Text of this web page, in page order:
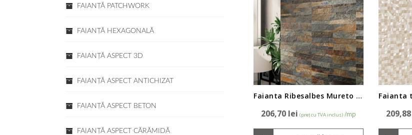
Faianta Ribesalbes Mureto 25x50cm
206,70 lei (preț cu TVA inclus) /mp 209,88
FAIANŢĂ PATCHWORK
FAIANŢĂ HEXAGONALĂ
FAIANŢĂ ASPECT 3D
FAIANŢĂ ASPECT ANTICHIZAT
FAIANŢĂ ASPECT BETON
FAIANŢĂ ASPECT CĂRĂMIDĂ